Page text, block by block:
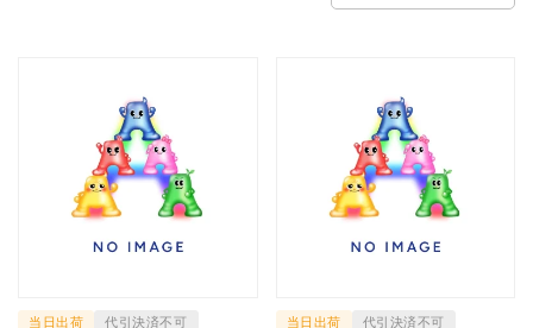
当日出荷 代引決済不可 当日出荷 代引決済不可